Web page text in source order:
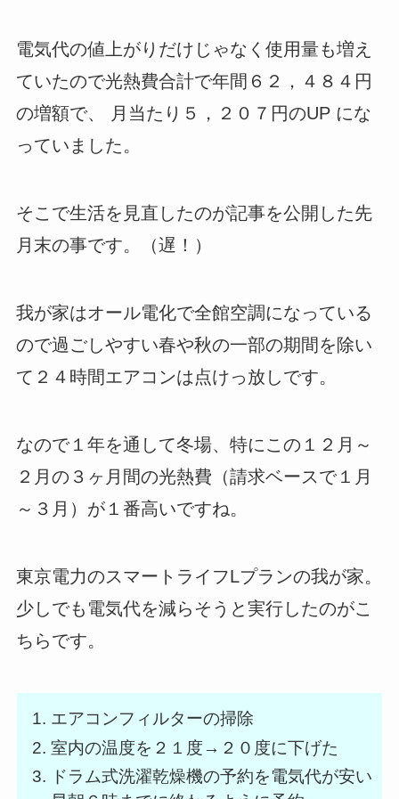
電気代の値上がりだけじゃなく使用量も増え
ていたので光熱費合計で年間６２，４８４円
の増額で、 月当たり５，２０７円のUP にな
っていました。
そこで生活を見直したのが記事を公開した先
月末の事です。（遅！）
我が家はオール電化で全館空調になっている
ので過ごしやすい春や秋の一部の期間を除い
て２４時間エアコンは点けっ放しです。
なので１年を通して冬場、特にこの１２月～
２月の３ヶ月間の光熱費（請求ベースで１月
～３月）が１番高いですね。
東京電力のスマートライフLプランの我が家。
少しでも電気代を減らそうと実行したのがこ
ちらです。
エアコンフィルターの掃除
室内の温度を２１度→２０度に下げた
ドラム式洗濯乾燥機の予約を電気代が安い